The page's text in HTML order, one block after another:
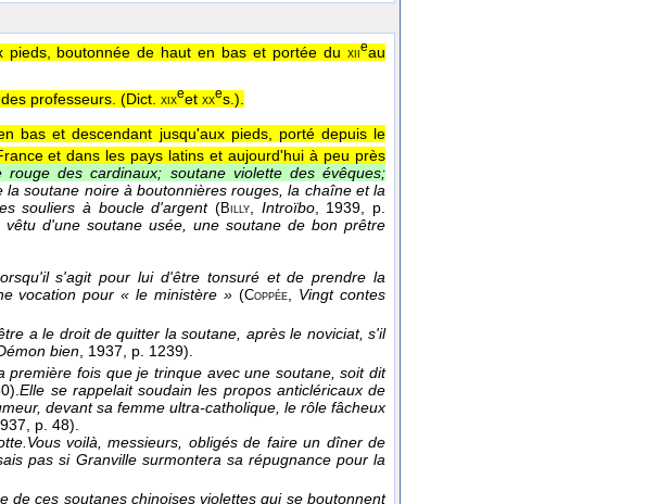
pieds, boutonnée de haut en bas et portée duxiieau
professeurs. (Dict. xixeet xxes.).
bas et descendant jusqu'aux pieds, porté depuis le
et dans les pays latins et aujourd'hui à peu près
des cardinaux; soutane violette des évêques;
la soutane noire à boutonnières rouges, la chaîne et la
souliers à boucle d'argent(Billy Introïbo, 1939 , p.
d'une soutane usée, une soutane de bon prêtre
s'agit pour lui d'être tonsuré et de prendre la
vocation pour « le ministère » (Coppée
Vingt contes
a le droit de quitter la soutane, après le noviciat, s'il
bien , 1937 , p. 1239).
première fois que je trinque avec une soutane, soit dit
Elle se rappelait soudain les propos anticléricaux de
devant sa femme ultra-catholique, le rôle fâcheux
, p. 48).
Vous voilà, messieurs, obligés de faire un dîner de
pas si Granville surmontera sa répugnance pour la
de ces soutanes chinoises violettes qui se boutonnent